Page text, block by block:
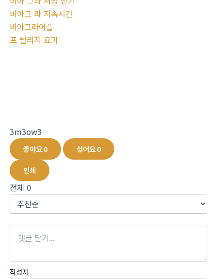
비아그 라 지속시간
비아그라어플
프 릴리지 효과
3m3ow3
좋아요0 싫어요0
인쇄
전체 0
작성자